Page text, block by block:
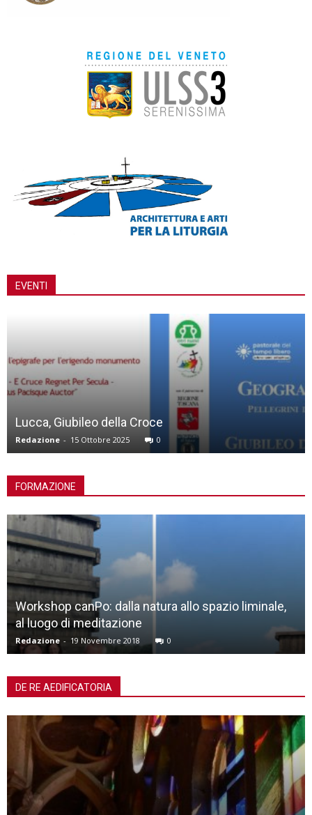
EVENTI
Reconnecting With Your Culture – Africa – Asia.
simposio online
Redazione - 8 Ottobre 2025 0
FORMAZIONE
Chiese contemporanee: la bellezza da scoprire
Redazione - 13 Aprile 2019
DE RE AEDIFICATORIA
San Teonisto a Treviso: dalle sottrazioni alle